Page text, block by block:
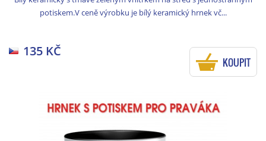
potiskem.V ceně výrobku je bílý keramický hrnek vč...
135 KČ
KOUPIT